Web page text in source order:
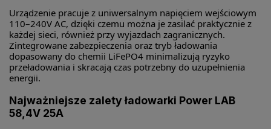
Urządzenie pracuje z uniwersalnym napięciem wejściowym
110–240V AC, dzięki czemu można je zasilać praktycznie z
każdej sieci, również przy wyjazdach zagranicznych.
Zintegrowane zabezpieczenia oraz tryb ładowania
dopasowany do chemii LiFePO4 minimalizują ryzyko
przeładowania i skracają czas potrzebny do uzupełnienia
energii.
Najważniejsze zalety ładowarki Power LAB
58,4V 25A